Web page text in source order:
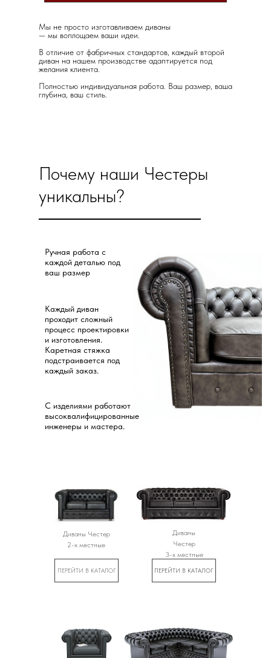
Мы не просто изготавливаем диваны
— мы воплощаем ваши идеи.
В отличие от фабричных стандартов, каждый второй
диван на нашем производстве адаптируется под
желания клиента.
Полностью индивидуальная работа. Ваш размер, ваша
глубина, ваш стиль.
Почему наши Честеры
уникальны?
Ручная работа с
каждой деталью под
ваш размер
С изделиями работают
высоквалифицированные
инженеры и мастера.
Каждый диван
проходит сложный
процесс проектировки
и изготовления.
Каретная стяжка
подстраивается под
каждый заказ.
Диваны Честер
2-х местные
Диваны
Честер
3-х местные
ПЕРЕЙТИ В КАТАЛОГ ПЕРЕЙТИ В КАТАЛОГ